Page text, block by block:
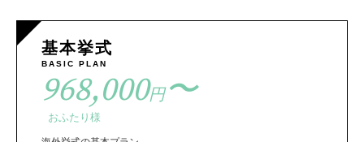
基本挙式
BASIC PLAN
968,000円〜
おふたり様